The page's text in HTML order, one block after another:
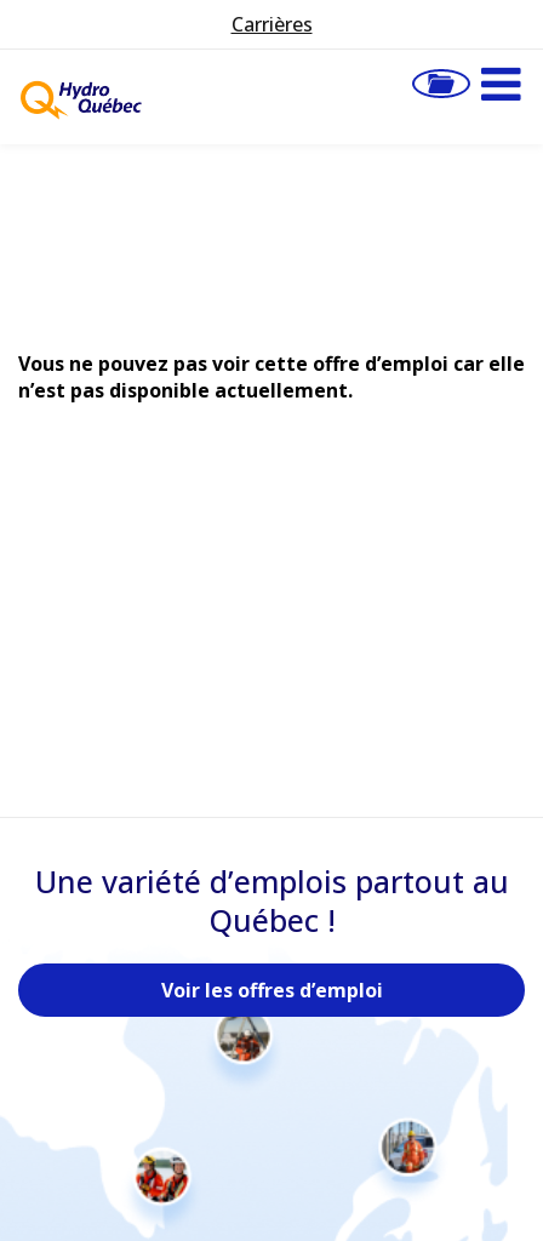
Carrières
Vous ne pouvez pas voir cette offre d’emploi car elle
n’est pas disponible actuellement.
Une variété d’emplois partout au
Québec !
Voir les offres d’emploi